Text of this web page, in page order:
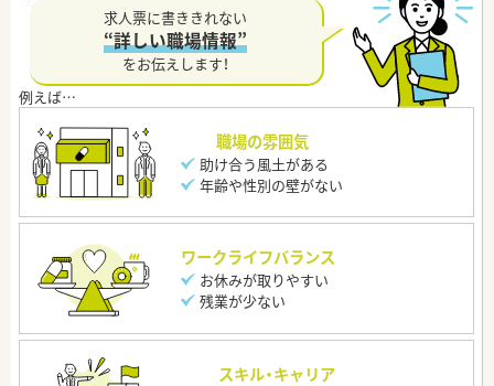
求人票に書ききれない
“詳しい職場情報”
をお伝えします！
職場の雰囲気
助け合う風土がある
年齢や性別の壁がない
ワークライフバランス
お休みが取りやすい
残業が少ない
スキル・キャリア